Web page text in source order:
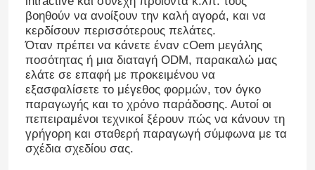
βοηθούν να ανοίξουν την καλή αγορά, και να
κερδίσουν περισσότερους πελάτες.
Όταν πρέπει να κάνετε έναν cOem μεγάλης
ποσότητας ή μια διαταγή ODM, παρακαλώ μας
ελάτε σε επαφή με προκειμένου να
εξασφαλίσετε το μέγεθος φορμών, τον όγκο
παραγωγής και το χρόνο παράδοσης. Αυτοί οι
πεπειραμένοι τεχνικοί ξέρουν πώς να κάνουν τη
γρήγορη και σταθερή παραγωγή σύμφωνα με τα
σχέδια σχεδίου σας.